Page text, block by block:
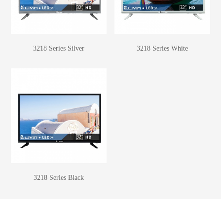
3218 Series Silver 3218 Series White
3218 Series Black